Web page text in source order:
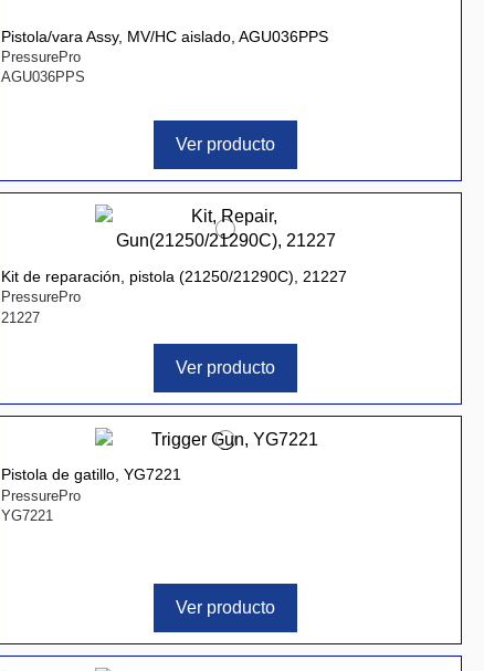
Pistola/vara Assy, MV/HC aislado, AGU036PPS
PressurePro
AGU036PPS
Ver producto
Kit de reparación, pistola (21250/21290C), 21227
PressurePro
21227
Ver producto
Pistola de gatillo, YG7221
PressurePro
YG7221
Ver producto